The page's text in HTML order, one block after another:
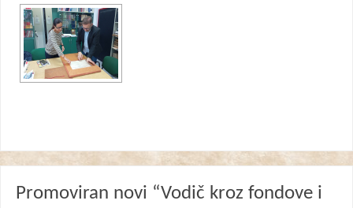
Promoviran novi “Vodič kroz fondove i